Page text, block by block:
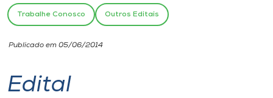
Unoesc
Internacionalização
Trabalhe Conosco Outros Editais
Publicado em 05/06/2014
Edital